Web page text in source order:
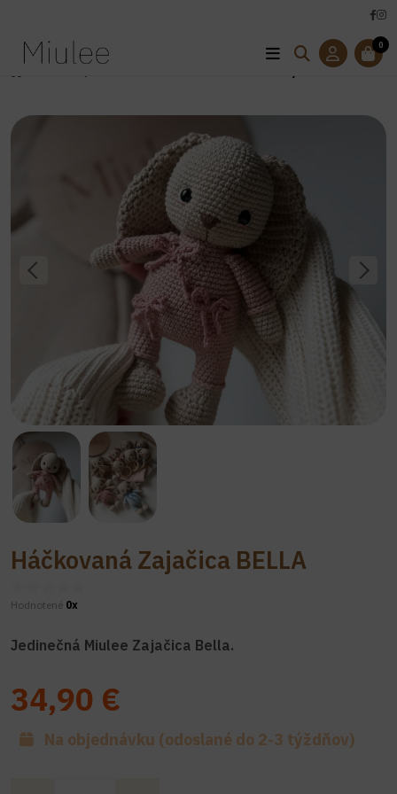
0
Háčkovaná Zajačica BELLA
Háčkovaná Zajačica BELLA
Hodnotené 0x
Jedinečná Miulee Zajačica Bella.
Na objednávku (odoslané do 2-3 týždňov)
34,90 €